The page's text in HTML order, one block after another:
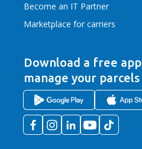
Become an IT Partner
Marketplace for carriers
Download a free app
manage your parcels